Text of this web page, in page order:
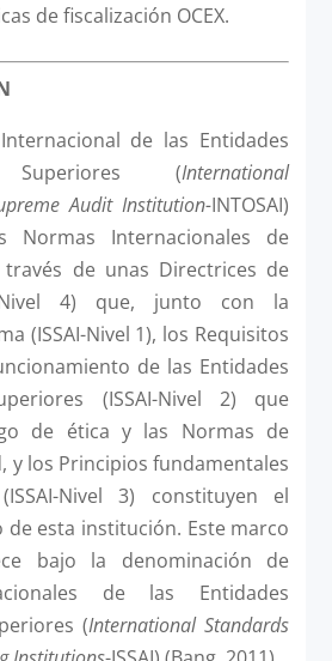
de fiscalización OCEX.
de las Entidades
Superiores (International
Audit Institution-INTOSAI)
Normas Internacionales de
de unas Directrices de
Nivel 4) que, junto con la
(ISSAI-Nivel 1), los Requisitos
de las Entidades
(ISSAI-Nivel 2) que
de ética y las Normas de
y los Principios fundamentales
Nivel 3) constituyen el
esta institución. Este marco
bajo la denominación de
de las Entidades
(International Standards